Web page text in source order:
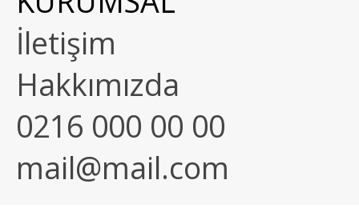
İletişim
Hakkımızda
0216 000 00 00
mail@mail.com